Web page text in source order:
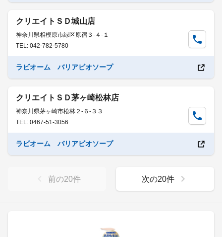
クリエイトＳＤ城山店
神奈川県相模原市緑区原宿３-４-１
TEL: 042-782-5780
ラビオーム バリアビオソープ
クリエイトＳＤ茅ヶ崎松林店
神奈川県茅ヶ崎市松林２-６-３３
TEL: 0467-51-3056
ラビオーム バリアビオソープ
前の20件 次の20件